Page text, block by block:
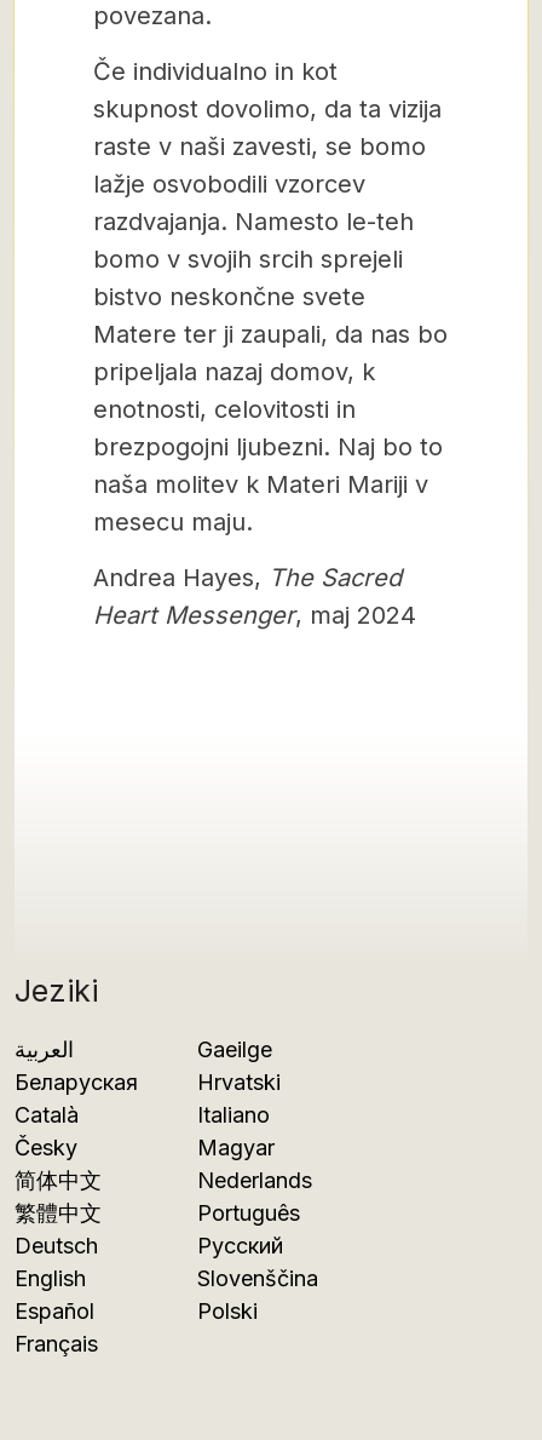
Jeziki
العربية
Беларуская
Català
Česky
简体中文
繁體中文
Deutsch
English
Español
Français
Gaeilge
Hrvatski
Italiano
Magyar
Nederlands
Português
Русский
Slovenščina
Polski
povezana.
Če individualno in kot
skupnost dovolimo, da ta vizija
raste v naši zavesti, se bomo
lažje osvobodili vzorcev
razdvajanja. Namesto le-teh
bomo v svojih srcih sprejeli
bistvo neskončne svete
Matere ter ji zaupali, da nas bo
pripeljala nazaj domov, k
enotnosti, celovitosti in
brezpogojni ljubezni. Naj bo to
naša molitev k Materi Mariji v
mesecu maju.
Andrea Hayes, The Sacred
Heart Messenger, maj 2024